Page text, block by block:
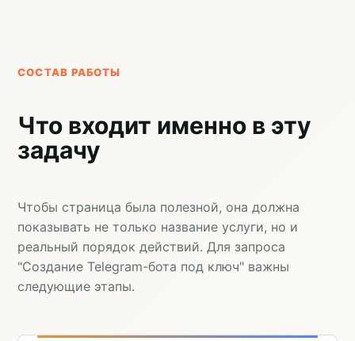
СОСТАВ РАБОТЫ
Что входит именно в эту
задачу
Чтобы страница была полезной, она должна
показывать не только название услуги, но и
реальный порядок действий. Для запроса
"Создание Telegram-бота под ключ" важны
следующие этапы.